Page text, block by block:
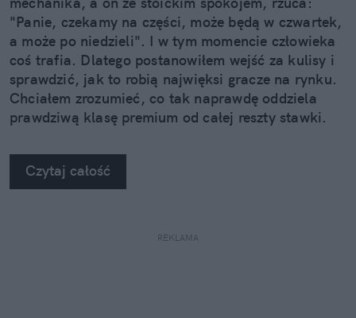
"Panie, czekamy na części, może będą w czwartek,
a może po niedzieli". I w tym momencie człowieka
coś trafia. Dlatego postanowiłem wejść za kulisy i
sprawdzić, jak to robią najwięksi gracze na rynku.
Chciałem zrozumieć, co tak naprawdę oddziela
prawdziwą klasę premium od całej reszty stawki.
się za głowę.
Czytaj całość
REKLAMA